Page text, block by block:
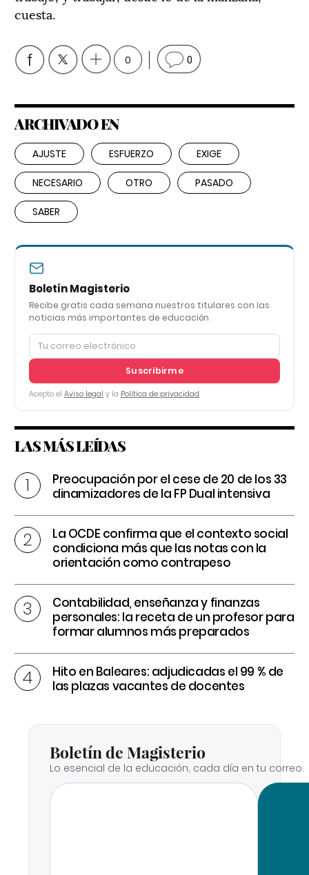
cuesta.
0 0
ARCHIVADO EN
AJUSTE ESFUERZO EXIGE
NECESARIO OTRO PASADO
SABER
Boletín Magisterio
Recibe gratis cada semana nuestros titulares con las
noticias más importantes de educación
Suscribirme
Acepto el Aviso legal y la Política de privacidad
LAS MÁS LEÍDAS
Preocupación por el cese de 20 de los 33
dinamizadores de la FP Dual intensiva
La OCDE confirma que el contexto social
condiciona más que las notas con la
orientación como contrapeso
Contabilidad, enseñanza y finanzas
personales: la receta de un profesor para
formar alumnos más preparados
Hito en Baleares: adjudicadas el 99 % de
las plazas vacantes de docentes
Boletín de Magisterio
Lo esencial de la educación, cada día en tu correo.